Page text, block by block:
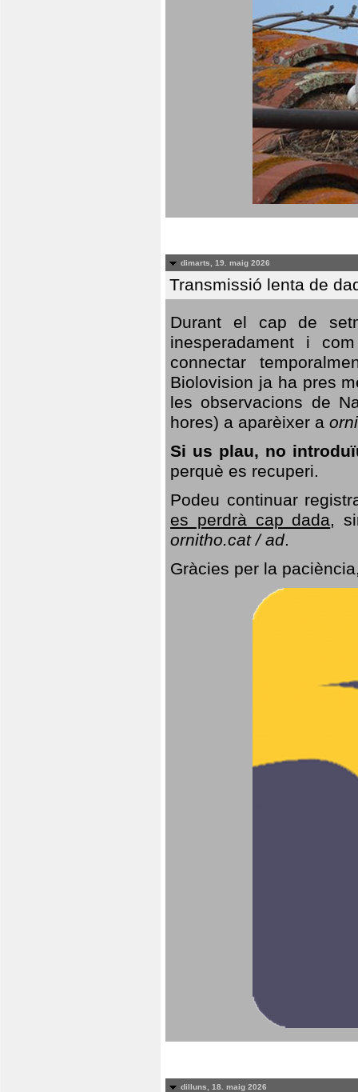
dimarts, 19. maig 2026
Transmissió lenta de
Durant el cap de
inesperadament i
connectar
Biolovision ja ha pres
les observacions de
hores) a aparèixer a
Si us plau, no
perquè es recuperi.
Podeu continuar
es perdrà cap dada,
ornitho.cat / ad.
Gràcies per la
dilluns, 18. maig 2026